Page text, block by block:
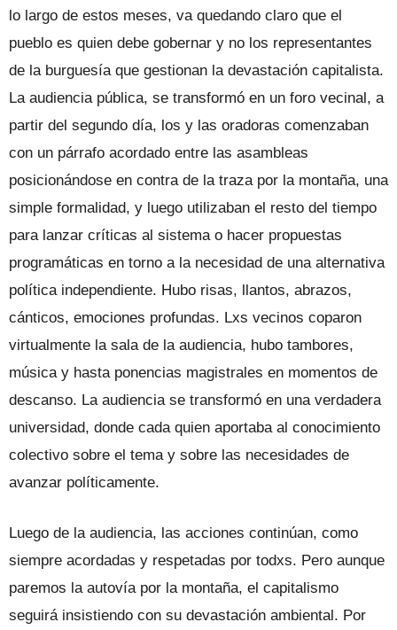
lo largo de estos meses, va quedando claro que el
pueblo es quien debe gobernar y no los representantes
de la burguesía que gestionan la devastación capitalista.
La audiencia pública, se transformó en un foro vecinal, a
partir del segundo día, los y las oradoras comenzaban
con un párrafo acordado entre las asambleas
posicionándose en contra de la traza por la montaña, una
simple formalidad, y luego utilizaban el resto del tiempo
para lanzar críticas al sistema o hacer propuestas
programáticas en torno a la necesidad de una alternativa
política independiente. Hubo risas, llantos, abrazos,
cánticos, emociones profundas. Lxs vecinos coparon
virtualmente la sala de la audiencia, hubo tambores,
música y hasta ponencias magistrales en momentos de
descanso. La audiencia se transformó en una verdadera
universidad, donde cada quien aportaba al conocimiento
colectivo sobre el tema y sobre las necesidades de
avanzar políticamente.
Luego de la audiencia, las acciones continúan, como
siempre acordadas y respetadas por todxs. Pero aunque
paremos la autovía por la montaña, el capitalismo
seguirá insistiendo con su devastación ambiental. Por